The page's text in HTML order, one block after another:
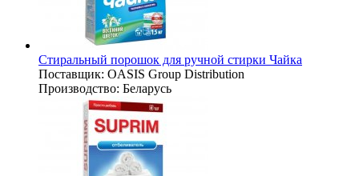
Стиральный порошок для ручной стирки Чайка
Поставщик: OASIS Group Distribution
Производство: Беларусь